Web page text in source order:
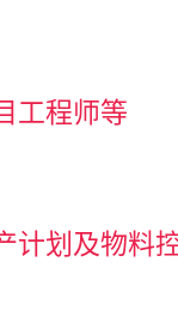
工程师等
计划及物料